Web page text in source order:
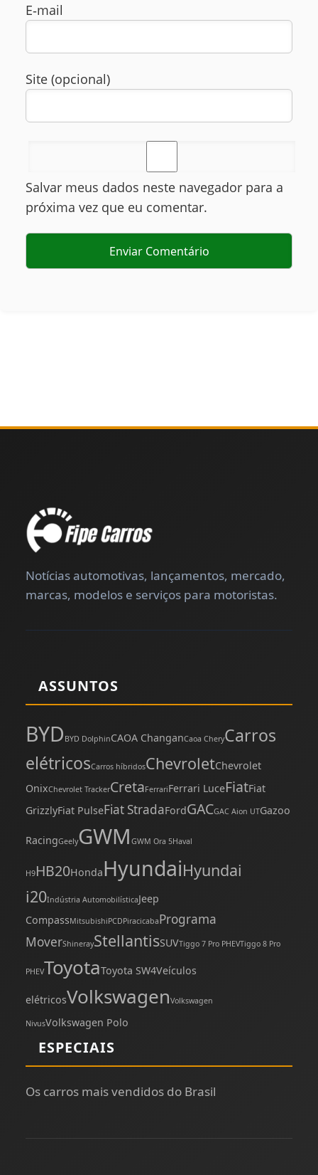
E‑mail
Site (opcional)
Salvar meus dados neste navegador para a
próxima vez que eu comentar.
Notícias automotivas, lançamentos, mercado,
marcas, modelos e serviços para motoristas.
ASSUNTOS
BYD BYD DolphinCAOA ChanganCaoa CheryCarros
elétricosCarros híbridosChevroletChevrolet
OnixChevrolet TrackerCretaFerrariFerrari LuceFiatFiat
GrizzlyFiat PulseFiat StradaFordGACGAC Aion UTGazoo
RacingGeelyGWM GWM Ora 5Haval
H9HB20HondaHyundaiHyundai
i20Indústria AutomobilísticaJeep
CompassMitsubishiPCDPiracicabaPrograma
MoverShinerayStellantisSUVTiggo 7 Pro PHEVTiggo 8 Pro
PHEVToyotaToyota SW4Veículos
elétricosVolkswagenVolkswagen
NivusVolkswagen Polo
ESPECIAIS
Os carros mais vendidos do Brasil